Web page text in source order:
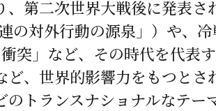
第二次世界大戦後に発表さ
の対外行動の源泉」）や、
突」など、その時代を代表
、世界的影響力をもつとさ
トランスナショナルなテー